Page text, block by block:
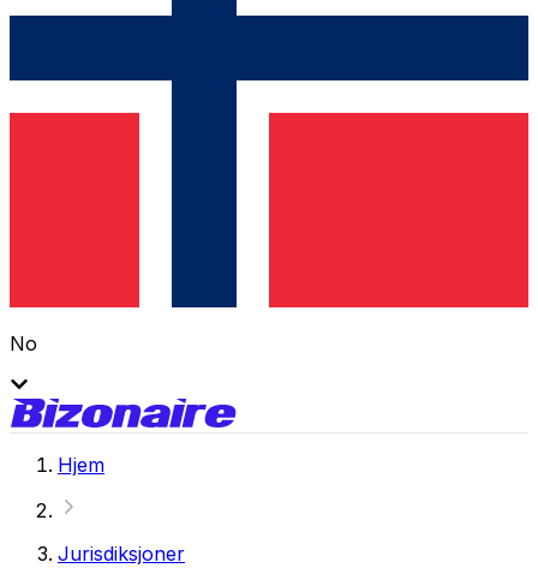
No
Hjem
Jurisdiksjoner